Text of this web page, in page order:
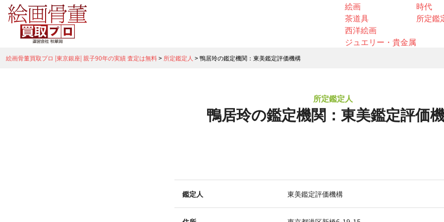
絵画
茶道具
西洋絵画
ジュエリー・貴金属
時代
所定鑑
絵画骨董買取プロ |東京銀座| 親子90年の実績 査定は無料> 所定鑑定人 >鴨居玲の鑑定機関：東美鑑定評価機構
所定鑑定人
鴨居玲の鑑定機関：東美鑑定評価
鑑定人 東美鑑定評価機構